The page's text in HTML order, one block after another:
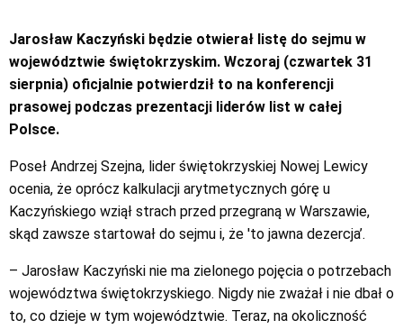
Jarosław Kaczyński będzie otwierał listę do sejmu w
województwie świętokrzyskim. Wczoraj (czwartek 31
sierpnia) oficjalnie potwierdził to na konferencji
prasowej podczas prezentacji liderów list w całej
Polsce.
Poseł Andrzej Szejna, lider świętokrzyskiej Nowej Lewicy
ocenia, że oprócz kalkulacji arytmetycznych górę u
Kaczyńskiego wziął strach przed przegraną w Warszawie,
skąd zawsze startował do sejmu i, że 'to jawna dezercja’.
– Jarosław Kaczyński nie ma zielonego pojęcia o potrzebach
województwa świętokrzyskiego. Nigdy nie zważał i nie dbał o
to, co dzieje w tym województwie. Teraz, na okoliczność